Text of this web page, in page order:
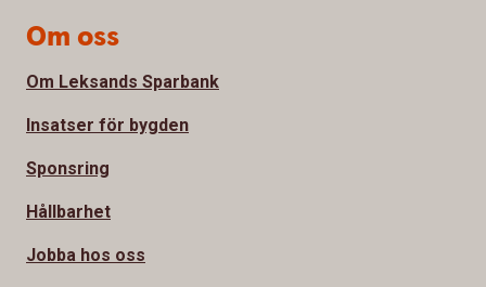
Om oss
Om Leksands Sparbank
Insatser för bygden
Sponsring
Hållbarhet
Jobba hos oss